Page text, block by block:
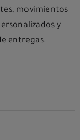
movimientos
y
entregas.